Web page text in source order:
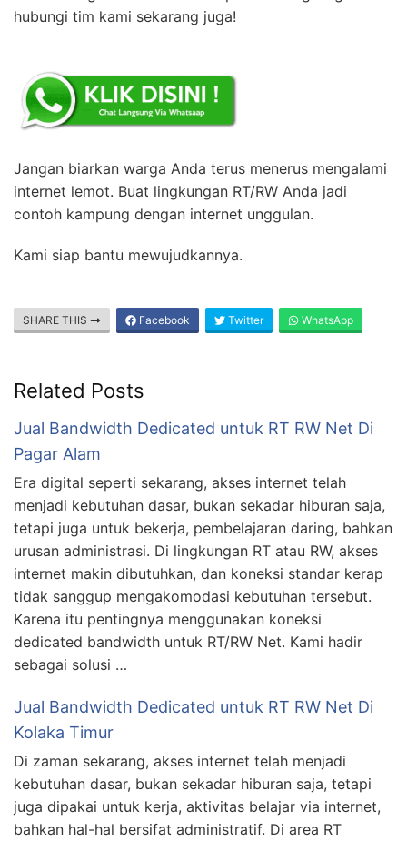
hubungi tim kami sekarang juga!
Jangan biarkan warga Anda terus menerus mengalami
internet lemot. Buat lingkungan RT/RW Anda jadi
contoh kampung dengan internet unggulan.
Kami siap bantu mewujudkannya.
SHARE THIS Facebook Twitter WhatsApp
Related Posts
Jual Bandwidth Dedicated untuk RT RW Net Di
Pagar Alam
Era digital seperti sekarang, akses internet telah
menjadi kebutuhan dasar, bukan sekadar hiburan saja,
tetapi juga untuk bekerja, pembelajaran daring, bahkan
urusan administrasi. Di lingkungan RT atau RW, akses
internet makin dibutuhkan, dan koneksi standar kerap
tidak sanggup mengakomodasi kebutuhan tersebut.
Karena itu pentingnya menggunakan koneksi
dedicated bandwidth untuk RT/RW Net. Kami hadir
sebagai solusi …
Jual Bandwidth Dedicated untuk RT RW Net Di
Kolaka Timur
Di zaman sekarang, akses internet telah menjadi
kebutuhan dasar, bukan sekadar hiburan saja, tetapi
juga dipakai untuk kerja, aktivitas belajar via internet,
bahkan hal-hal bersifat administratif. Di area RT